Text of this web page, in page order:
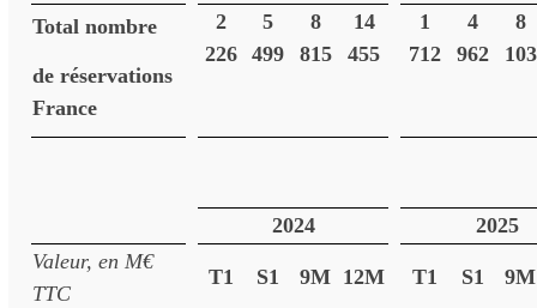
Total nombre
2
226
5
499
8
815
14
455
1
712
4
962
8
103
de réservations
France
2024
2025
Valeur, en M€
TTC
T1 S1 9M 12M T1 S1 9M